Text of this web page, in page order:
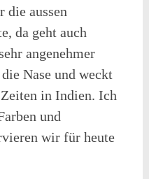
die aussen
da geht auch
angenehmer
Nase und weckt
in Indien. Ich
und
wir für heute